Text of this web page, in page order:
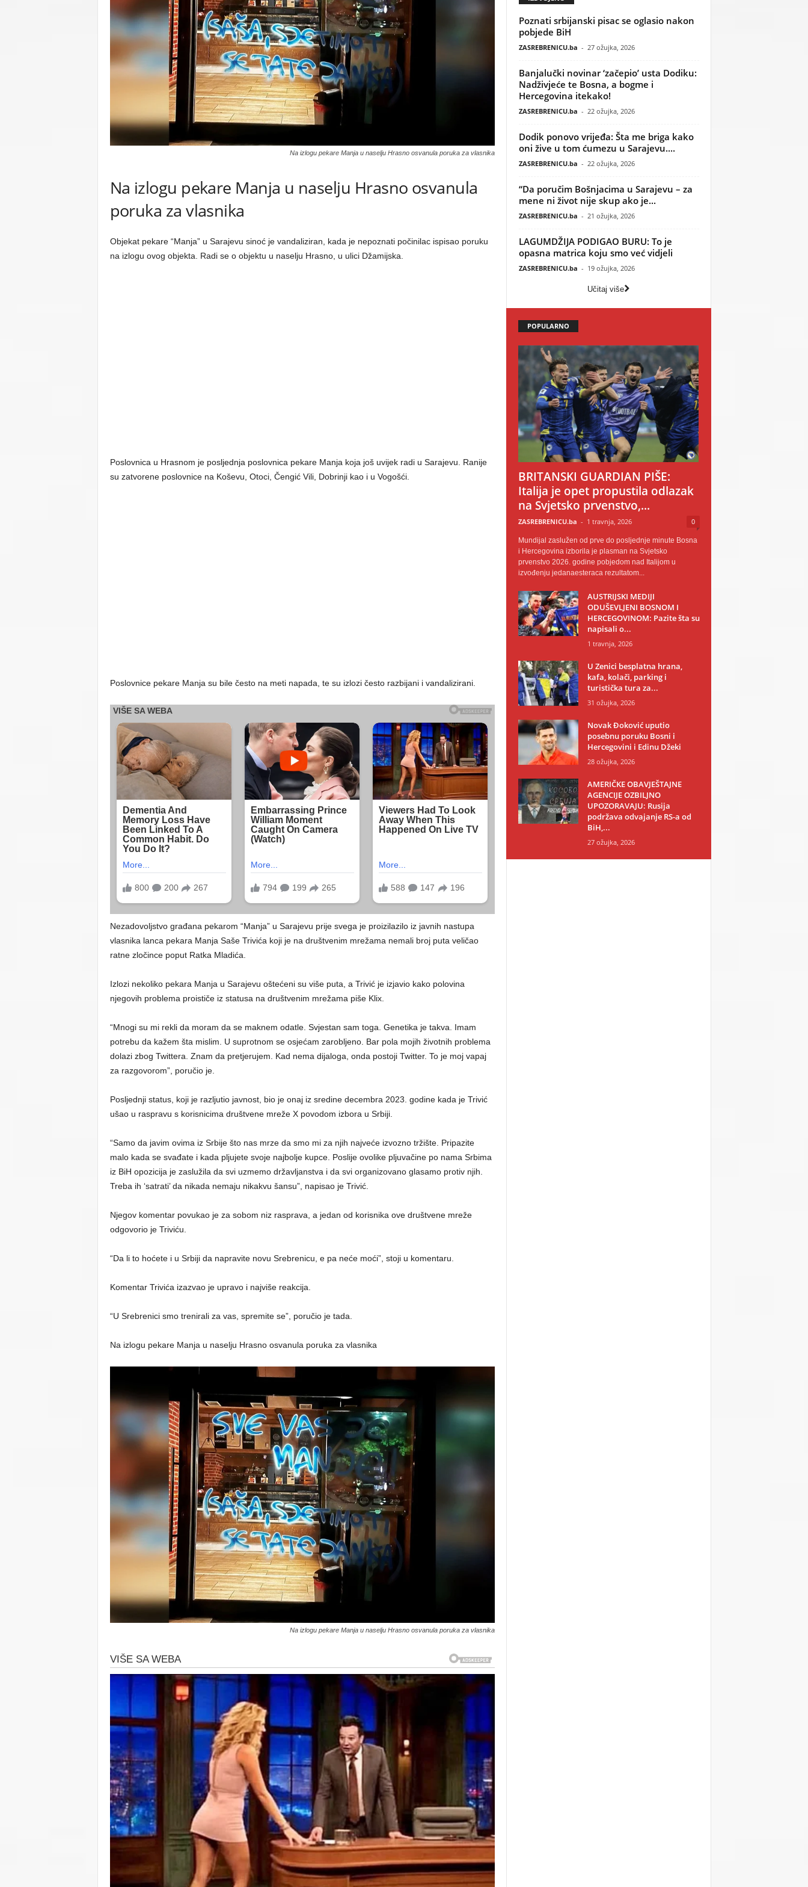
C
Na izlogu pekare Manja u naselju Hrasno osvanula poruka za vlasnika
Na izlogu pekare Manja u naselju Hrasno osvanula
poruka za vlasnika
Objekat pekare “Manja” u Sarajevu sinoć je vandaliziran, kada je nepoznati počinilac ispisao poruku
na izlogu ovog objekta. Radi se o objektu u naselju Hrasno, u ulici Džamijska.
Poslovnica u Hrasnom je posljednja poslovnica pekare Manja koja još uvijek radi u Sarajevu. Ranije
su zatvorene poslovnice na Koševu, Otoci, Čengić Vili, Dobrinji kao i u Vogošći.
Poslovnice pekare Manja su bile često na meti napada, te su izlozi često razbijani i vandalizirani.
Nezadovoljstvo građana pekarom “Manja” u Sarajevu prije svega je proizilazilo iz javnih nastupa
vlasnika lanca pekara Manja Saše Trivića koji je na društvenim mrežama nemali broj puta veličao
ratne zločince poput Ratka Mladića.
Izlozi nekoliko pekara Manja u Sarajevu oštećeni su više puta, a Trivić je izjavio kako polovina
njegovih problema proističe iz statusa na društvenim mrežama piše Klix.
“Mnogi su mi rekli da moram da se maknem odatle. Svjestan sam toga. Genetika je takva. Imam
potrebu da kažem šta mislim. U suprotnom se osjećam zarobljeno. Bar pola mojih životnih problema
dolazi zbog Twittera. Znam da pretjerujem. Kad nema dijaloga, onda postoji Twitter. To je moj vapaj
za razgovorom”, poručio je.
Posljednji status, koji je razljutio javnost, bio je onaj iz sredine decembra 2023. godine kada je Trivić
ušao u raspravu s korisnicima društvene mreže X povodom izbora u Srbiji.
“Samo da javim ovima iz Srbije što nas mrze da smo mi za njih najveće izvozno tržište. Pripazite
malo kada se svađate i kada pljujete svoje najbolje kupce. Poslije ovolike pljuvačine po nama Srbima
iz BiH opozicija je zaslužila da svi uzmemo državljanstva i da svi organizovano glasamo protiv njih.
Treba ih ‘satrati’ da nikada nemaju nikakvu šansu”, napisao je Trivić.
Njegov komentar povukao je za sobom niz rasprava, a jedan od korisnika ove društvene mreže
odgovorio je Triviću.
“Da li to hoćete i u Srbiji da napravite novu Srebrenicu, e pa neće moći”, stoji u komentaru.
Komentar Trivića izazvao je upravo i najviše reakcija.
“U Srebrenici smo trenirali za vas, spremite se”, poručio je tada.
Na izlogu pekare Manja u naselju Hrasno osvanula poruka za vlasnika
Na izlogu pekare Manja u naselju Hrasno osvanula poruka za vlasnika
Poznati srbijanski pisac se oglasio nakon
pobjede BiH
ZASREBRENICU.ba - 27 ožujka, 2026
Banjalučki novinar ‘začepio’ usta Dodiku:
Nadživjeće te Bosna, a bogme i
Hercegovina itekako!
ZASREBRENICU.ba - 22 ožujka, 2026
Dodik ponovo vrijeđa: Šta me briga kako
oni žive u tom ćumezu u Sarajevu....
ZASREBRENICU.ba - 22 ožujka, 2026
“Da poručim Bošnjacima u Sarajevu – za
mene ni život nije skup ako je...
ZASREBRENICU.ba - 21 ožujka, 2026
LAGUMDŽIJA PODIGAO BURU: To je
opasna matrica koju smo već vidjeli
ZASREBRENICU.ba - 19 ožujka, 2026
Učitaj više
POPULARNO
BRITANSKI GUARDIAN PIŠE:
Italija je opet propustila odlazak
na Svjetsko prvenstvo,...
ZASREBRENICU.ba - 1 travnja, 2026 0
Mundijal zaslužen od prve do posljednje minute Bosna
i Hercegovina izborila je plasman na Svjetsko
prvenstvo 2026. godine pobjedom nad Italijom u
izvođenju jedanaesteraca rezultatom...
AUSTRIJSKI MEDIJI
ODUŠEVLJENI BOSNOM I
HERCEGOVINOM: Pazite šta su
napisali o...
1 travnja, 2026
U Zenici besplatna hrana,
kafa, kolači, parking i
turistička tura za...
31 ožujka, 2026
Novak Đoković uputio
posebnu poruku Bosni i
Hercegovini i Edinu Džeki
28 ožujka, 2026
AMERIČKE OBAVJEŠTAJNE
AGENCIJE OZBILJNO
UPOZORAVAJU: Rusija
podržava odvajanje RS-a od
BiH,...
27 ožujka, 2026